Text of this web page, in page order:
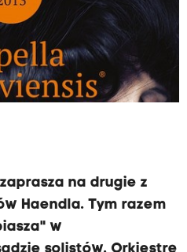
na drugie z
Haendla. Tym razem
w